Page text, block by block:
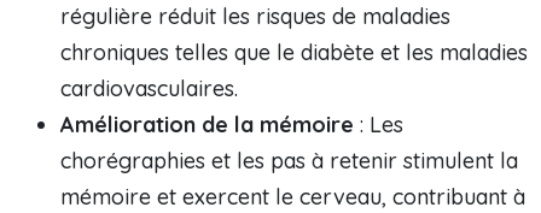
régulière réduit les risques de maladies
chroniques telles que le diabète et les maladies
cardiovasculaires.
Amélioration de la mémoire : Les
chorégraphies et les pas à retenir stimulent la
mémoire et exercent le cerveau, contribuant à